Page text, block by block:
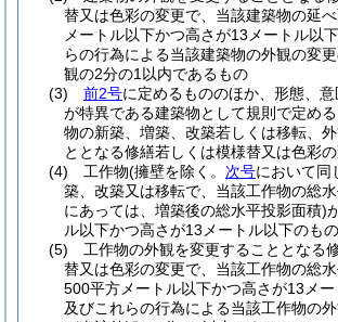
替又は色彩の変更で、当該建築物の延
メートル以下かつ高さが13メートル以
らの行為による当該建築物の外観の変
観の2分の1以内であるもの
(3)
前2号に定めるもののほか、形態、
が特異である建築物として規則で定め
物の新築、増築、改築若しくは移転、
ととなる修繕若しくは模様替又は色彩
(4)
工作物(擁壁を除く。 次号において同
築、改築又は移転で、当該工作物の総
にあっては、増築後の総水平投影面積)
ル以下かつ高さが13メートル以下のもの
(5)
工作物の外観を変更することとなる
替又は色彩の変更で、当該工作物の総
500平方メートル以下かつ高さが13メ
及びこれらの行為による当該工作物の